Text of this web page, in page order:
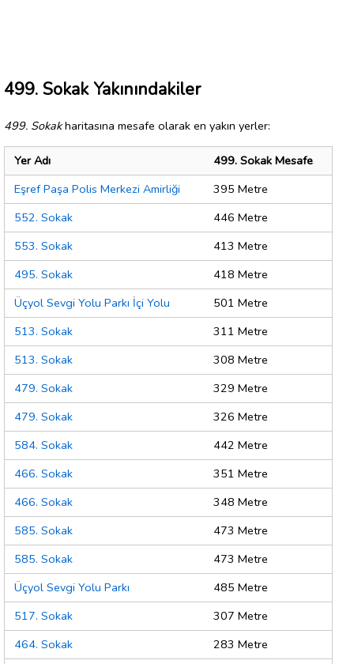
499. Sokak Yakınındakiler
499. Sokakharitasına mesafe olarak en yakın yerler:
Yer Adı
499. Sokak Mesafe
Eşref Paşa Polis Merkezi Amirliği
395 Metre
552. Sokak
446 Metre
553. Sokak
413 Metre
495. Sokak
418 Metre
Üçyol Sevgi Yolu Parkı İçi Yolu
501 Metre
513. Sokak
311 Metre
513. Sokak
308 Metre
479. Sokak
329 Metre
479. Sokak
326 Metre
584. Sokak
442 Metre
466. Sokak
351 Metre
466. Sokak
348 Metre
585. Sokak
473 Metre
585. Sokak
473 Metre
Üçyol Sevgi Yolu Parkı
485 Metre
517. Sokak
307 Metre
464. Sokak
283 Metre